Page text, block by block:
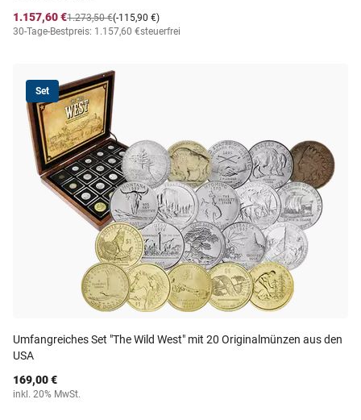
1.157,60 €
(-115,90 €)
1.273,50 €
30-Tage-Bestpreis: 1.157,60 €steuerfrei
Set
Umfangreiches Set "The Wild West" mit 20 Originalmünzen aus den
USA
169,00 €
inkl. 20% MwSt.